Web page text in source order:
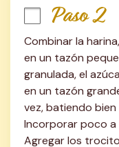
Paso 2
Combinar la
en un tazón
granulada, el
en un tazón
vez, batiendo
Incorporar poco a
Agregar los